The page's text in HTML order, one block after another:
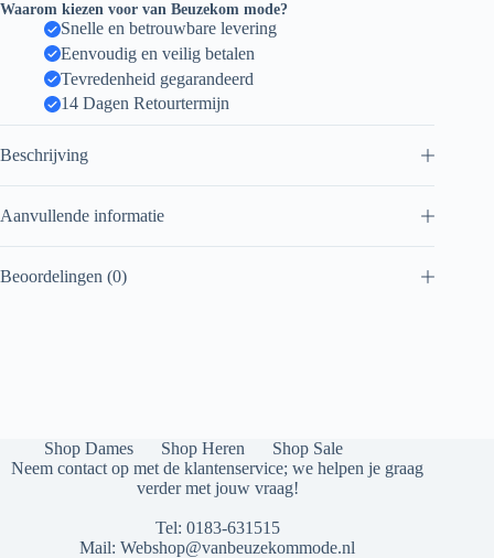
Waarom kiezen voor van Beuzekom mode?
Snelle en betrouwbare levering
Eenvoudig en veilig betalen
Tevredenheid gegarandeerd
14 Dagen Retourtermijn
Beschrijving
Aanvullende informatie
Beoordelingen (0)
Shop Dames Shop Heren
Shop Sale
Neem contact op met de klantenservice; we helpen je graag
verder met jouw vraag!
Tel: 0183-631515
Mail:Webshop@vanbeuzekommode.nl